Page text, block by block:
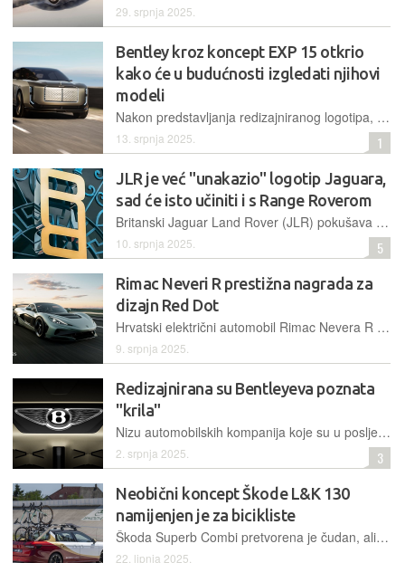
29. srpnja 2025.
Bentley kroz koncept EXP 15 otkrio
kako će u budućnosti izgledati njihovi
modeli
Nakon predstavljanja redizajniranog logotipa, britanska je marka prikazala konceptni automobil EXP 15, koji donosi radikalan dizajn i inovativna rješenja te potpuno električni pogon i kabinu s tri sjedala
13. srpnja 2025. 1
JLR je već "unakazio" logotip Jaguara,
sad će isto učiniti i s Range Roverom
Britanski Jaguar Land Rover (JLR) pokušava se pozicionirati kao luksuzna modna marka na automobilskom tržištu pa povlači kontroverzne dizajnerske poteze. Na redu za redizajn je Range Rover
10. srpnja 2025. 5
Rimac Neveri R prestižna nagrada za
dizajn Red Dot
Hrvatski električni automobil Rimac Nevera R osvojio je prestižnu Red Dot nagradu za produkt dizajn 2025. godine
9. srpnja 2025.
Redizajnirana su Bentleyeva poznata
"krila"
Nizu automobilskih kompanija koje su u posljednje vrijeme predstavile novi vizualni identitet priključuje se i Bentley, predstavljajući svoju tek petu varijantu logotipa u 106-godišnjoj povijesti tvrtke
2. srpnja 2025. 3
Neobični koncept Škode L&K 130
namijenjen je za bicikliste
Škoda Superb Combi pretvorena je čudan, ali praktičan koncept, s usko specijaliziranom namjenom – biti prateće vozilo na biciklističkim utrkama i pružati podršku biciklistima i njihovim timovima
22. lipnja 2025.